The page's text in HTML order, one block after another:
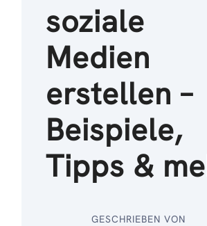
soziale
Medien
erstellen –
Beispiele,
Tipps &
GESCHRIEBEN VON